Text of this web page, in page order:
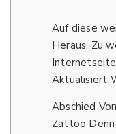
Auf diese
Heraus, Zu
Aktualisiert
Abschied
Zattoo